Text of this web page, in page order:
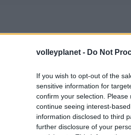
volleyplanet - Do Not
If you wish to opt-out of the
sensitive information for
confirm your selection.
continue seeing interest-
information disclosed to third
further disclosure of your